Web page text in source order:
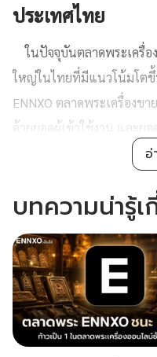
ประเทศไทย
ในปัจจุบันตลาดพระเครื่
ใหญ่ในไทยที่มีแนวโน้มโตขึ้
ENNXO ตลาดพระเครื่อง
ด้วยยอดผู้เข้าใช้งาน และย
แล้วพระเครื่องเกิดขึ้นได้
รับความนิยมมาก? โดยการ
เริ่มต้นมาจากการทำพระพิ
ประกอบกับได้รับอิทธิพลเรื่
เครื่องรางของขลังเข้ามา ท
เครื่องในปัจจุบัน
ปัจจัยสำคัญที่ทำให้พระเค
ทุกเพศทุกวัย มาจากคุณค่า
อ่
บทความน่ารู้